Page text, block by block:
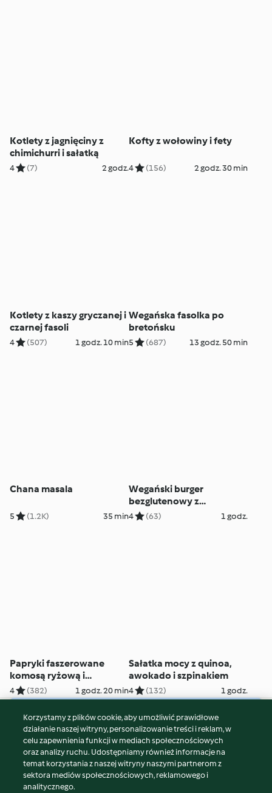
Kotlety z jagnięciny z
chimichurri i sałatką
4 (7) 2 godz.
Kofty z wołowiny i fety
4 (156) 2 godz. 30 min
Kotlety z kaszy gryczanej i
czarnej fasoli
4 (507) 1 godz. 10 min
Wegańska fasolka po
bretońsku
5 (687) 13 godz. 50 min
Chana masala
5 (1.2K) 35 min
Wegański burger
bezglutenowy z
portobello
4 (63) 1 godz.
Papryki faszerowane
komosą ryżową i
soczewicą
4 (382) 1 godz. 20 min
Sałatka mocy z quinoa,
awokado i szpinakiem
4 (132) 1 godz.
© Copyright 2026
Warunki korzystania
Polityka prywatności
Disclaimer
Znak wydawcy
Korzystamy z plików cookie, aby umożliwić prawidłowe
działanie naszej witryny, personalizowanie treści i reklam, w
celu zapewnienia funkcji w mediach społecznościowych
oraz analizy ruchu. Udostępniamy również informacje na
temat korzystania z naszej witryny naszymi partnerom z
sektora mediów społecznościowych, reklamowego i
analitycznego.